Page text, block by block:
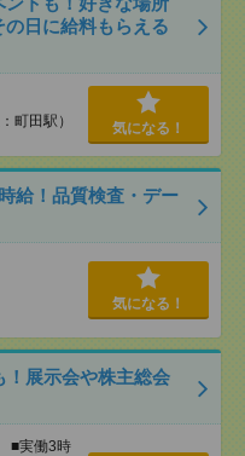
日に給料もらえる
町田駅） 気になる！
給！品質検査・デー
気になる！
！展示会や株主総会
■実働3時